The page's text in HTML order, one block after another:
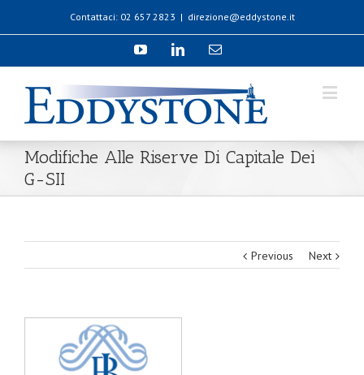
Contattaci: 02 657 2823 | direzione@eddystone.it
Modifiche Alle Riserve Di Capitale Dei
G-SII
Previous Next